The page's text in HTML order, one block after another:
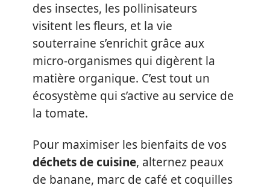
des insectes, les pollinisateurs
visitent les fleurs, et la vie
souterraine s’enrichit grâce aux
micro-organismes qui digèrent la
matière organique. C’est tout un
écosystème qui s’active au service de
la tomate.
Pour maximiser les bienfaits de vos
déchets de cuisine, alternez peaux
de banane, marc de café et coquilles